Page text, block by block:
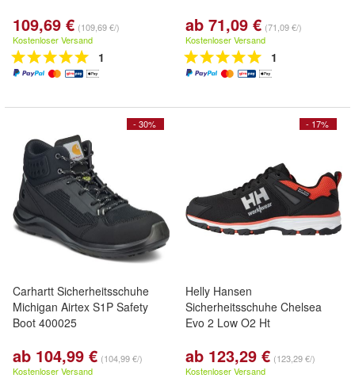
109,69 € (109,69 €/)
Kostenloser Versand
1
ab 71,09 € (71,09 €/)
Kostenloser Versand
1
- 30%
Carhartt Sicherheitsschuhe
Michigan Airtex S1P Safety
Boot 400025
ab 104,99 € (104,99 €/)
Kostenloser Versand
- 17%
Helly Hansen
Sicherheitsschuhe Chelsea
Evo 2 Low O2 Ht
ab 123,29 € (123,29 €/)
Kostenloser Versand